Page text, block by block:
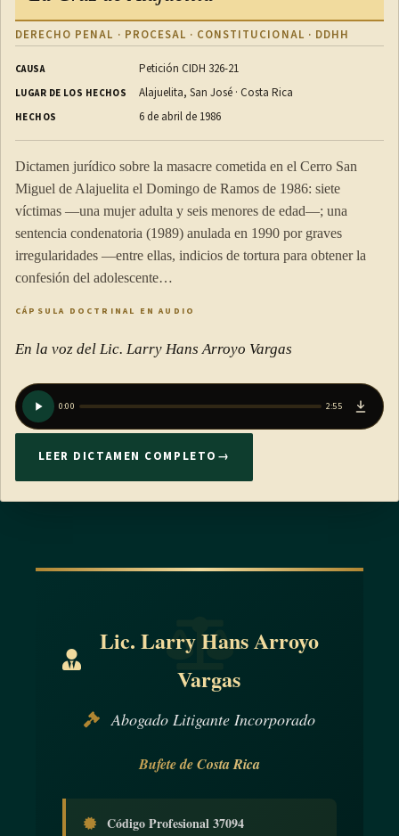
DERECHO PENAL · PROCESAL · CONSTITUCIONAL · DDHH
CAUSA Petición CIDH 326-21
LUGAR DE LOS HECHOS Alajuelita, San José · Costa Rica
HECHOS 6 de abril de 1986
Dictamen jurídico sobre la masacre cometida en el Cerro San
Miguel de Alajuelita el Domingo de Ramos de 1986: siete
víctimas —una mujer adulta y seis menores de edad—; una
sentencia condenatoria (1989) anulada en 1990 por graves
irregularidades —entre ellas, indicios de tortura para obtener la
confesión del adolescente…
CÁPSULA DOCTRINAL EN AUDIO
En la voz del Lic. Larry Hans Arroyo Vargas
0:00 2:55
LEER DICTAMEN COMPLETO →
Lic. Larry Hans Arroyo
Vargas
Abogado Litigante Incorporado
Bufete de Costa Rica
Código Profesional 37094